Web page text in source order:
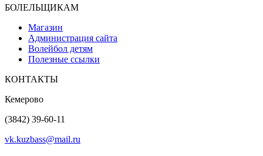
БОЛЕЛЬЩИКАМ
Магазин
Администрация сайта
Волейбол детям
Полезные ссылки
КОНТАКТЫ
Кемерово
(3842) 39-60-11
vk.kuzbass@mail.ru